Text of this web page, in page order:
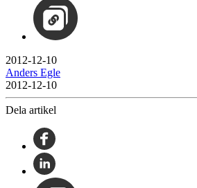
2012-12-10
Anders Egle
2012-12-10
Dela artikel